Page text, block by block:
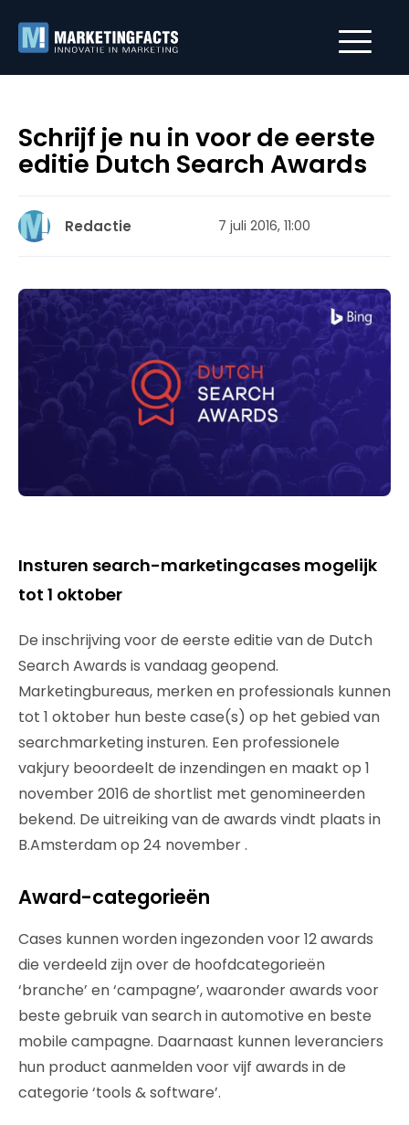
Schrijf je nu in voor de eerste
editie Dutch Search Awards
Redactie 7 juli 2016, 11:00
Insturen search-marketingcases mogelijk
tot 1 oktober
De inschrijving voor de eerste editie van de Dutch
Search Awards is vandaag geopend.
Marketingbureaus, merken en professionals kunnen
tot 1 oktober hun beste case(s) op het gebied van
searchmarketing insturen. Een professionele
vakjury beoordeelt de inzendingen en maakt op 1
november 2016 de shortlist met genomineerden
bekend. De uitreiking van de awards vindt plaats in
B.Amsterdam op 24 november .
Award-categorieën
Cases kunnen worden ingezonden voor 12 awards
die verdeeld zijn over de hoofdcategorieën
‘branche’ en ‘campagne’, waaronder awards voor
beste gebruik van search in automotive en beste
mobile campagne. Daarnaast kunnen leveranciers
hun product aanmelden voor vijf awards in de
categorie ‘tools & software’.